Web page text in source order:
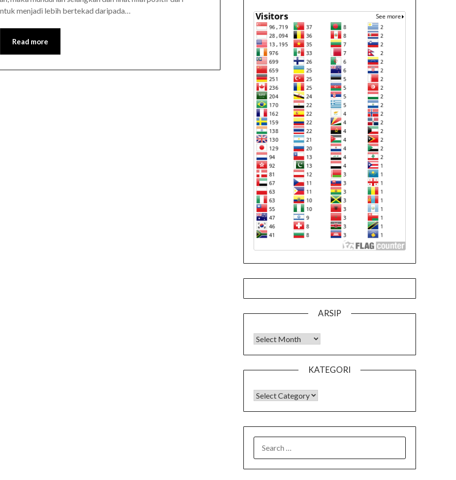
menjadi lebih bertekad daripada…
Read more
ARSIP
Arsip
KATEGORI
KATEGORI
FOR: